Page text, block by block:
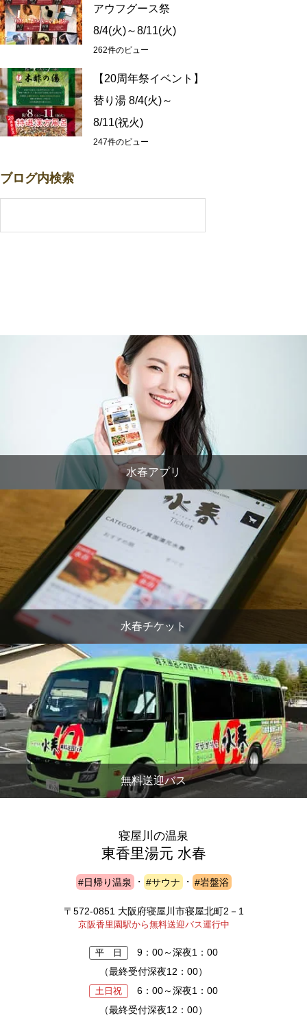
アウフグース祭
8/4(火)～8/11(火)
262件のビュー
【20周年祭イベント】
替り湯 8/4(火)～
8/11(祝火)
247件のビュー
ブログ内検索
水春アプリ
水春チケット
無料送迎バス
寝屋川の温泉
東香里湯元 水春
#日帰り温泉 ・ #サウナ ・ #岩盤浴
〒572-0851 大阪府寝屋川市寝屋北町2－1
京阪香里園駅から無料送迎バス運行中
平 日
9：00～深夜1：00
（最終受付深夜12：00）
土日祝
6：00～深夜1：00
（最終受付深夜12：00）